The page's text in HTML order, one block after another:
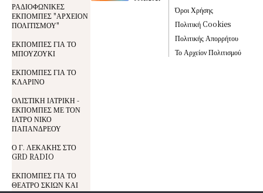
ΡΑΔΙΟΦΩΝΙΚΕΣ
ΕΚΠΟΜΠΕΣ "ΑΡΧΕΙΟΝ
ΠΟΛΙΤΙΣΜΟΥ"
ΕΚΠΟΜΠΕΣ ΓΙΑ ΤΟ
ΜΠΟΥΖΟΥΚΙ
ΕΚΠΟΜΠΕΣ ΓΙΑ ΤΟ
ΚΛΑΡΙΝΟ
ΟΛΙΣΤΙΚΗ ΙΑΤΡΙΚΗ -
ΕΚΠΟΜΠΕΣ ΜΕ ΤΟΝ
ΙΑΤΡΟ ΝΙΚΟ
ΠΑΠΑΝΔΡΕΟΥ
Ο Γ. ΛΕΚΑΚΗΣ ΣΤΟ
GRD RADIO
ΕΚΠΟΜΠΕΣ ΓΙΑ ΤΟ
ΘΕΑΤΡΟ ΣΚΙΩΝ ΚΑΙ
Όροι Χρήσης
Πολιτική Cookies
Πολιτικής Απορρήτου
Το Αρχείον Πολιτισμού